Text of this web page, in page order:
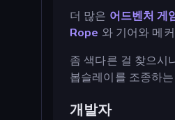
더 많은 어드벤처 게
Rope 와 기어와 메
좀 색다른 걸 찾으시
봅슬레이를 조종하
개발자